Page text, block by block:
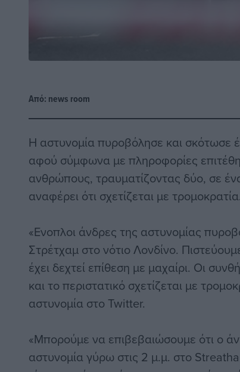
Από: news room
Η αστυνομία πυροβόλησε και σκότωσε
αφού σύμφωνα με πληροφορίες
ανθρώπους, τραυματίζοντας δύο, σε
αναφέρει ότι σχετίζεται με τρομοκρατία.
«Ενοπλοι άνδρες της αστυνομίας
Στρέτχαμ στο νότιο Λονδίνο.
έχει δεχτεί επίθεση με μαχαίρι. Οι
και το περιστατικό σχετίζεται με
αστυνομία στο Twitter.
«Μπορούμε να επιβεβαιώσουμε ότι ο
αστυνομία γύρω στις 2 μ.μ. στο